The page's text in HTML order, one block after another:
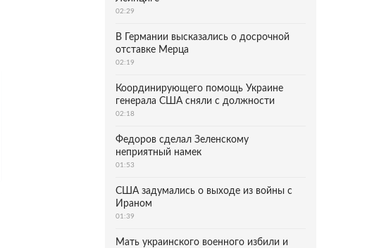
02:29
В Германии высказались о досрочной
отставке Мерца
02:19
Координирующего помощь Украине
генерала США сняли с должности
02:18
Федоров сделал Зеленскому
неприятный намек
01:53
США задумались о выходе из войны с
Ираном
01:39
Мать украинского военного избили и